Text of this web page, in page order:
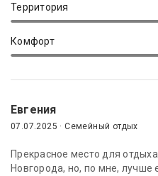
Территория
Комфорт
Евгения
07.07.2025 · Семейный отдых
Прекрасное место для
Новгорода, но, по мне, лучше